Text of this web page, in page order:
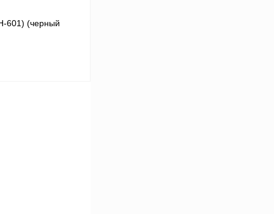
601) (черный